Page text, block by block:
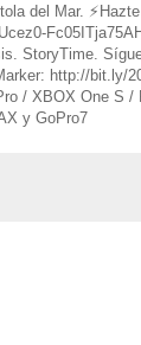
del Mar.
StoryTime.
http://bit.ly/
/ XBOX One S /
y GoPro7